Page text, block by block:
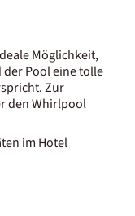
Möglichkeit,
Pool eine tolle
Zur
den Whirlpool
im Hotel